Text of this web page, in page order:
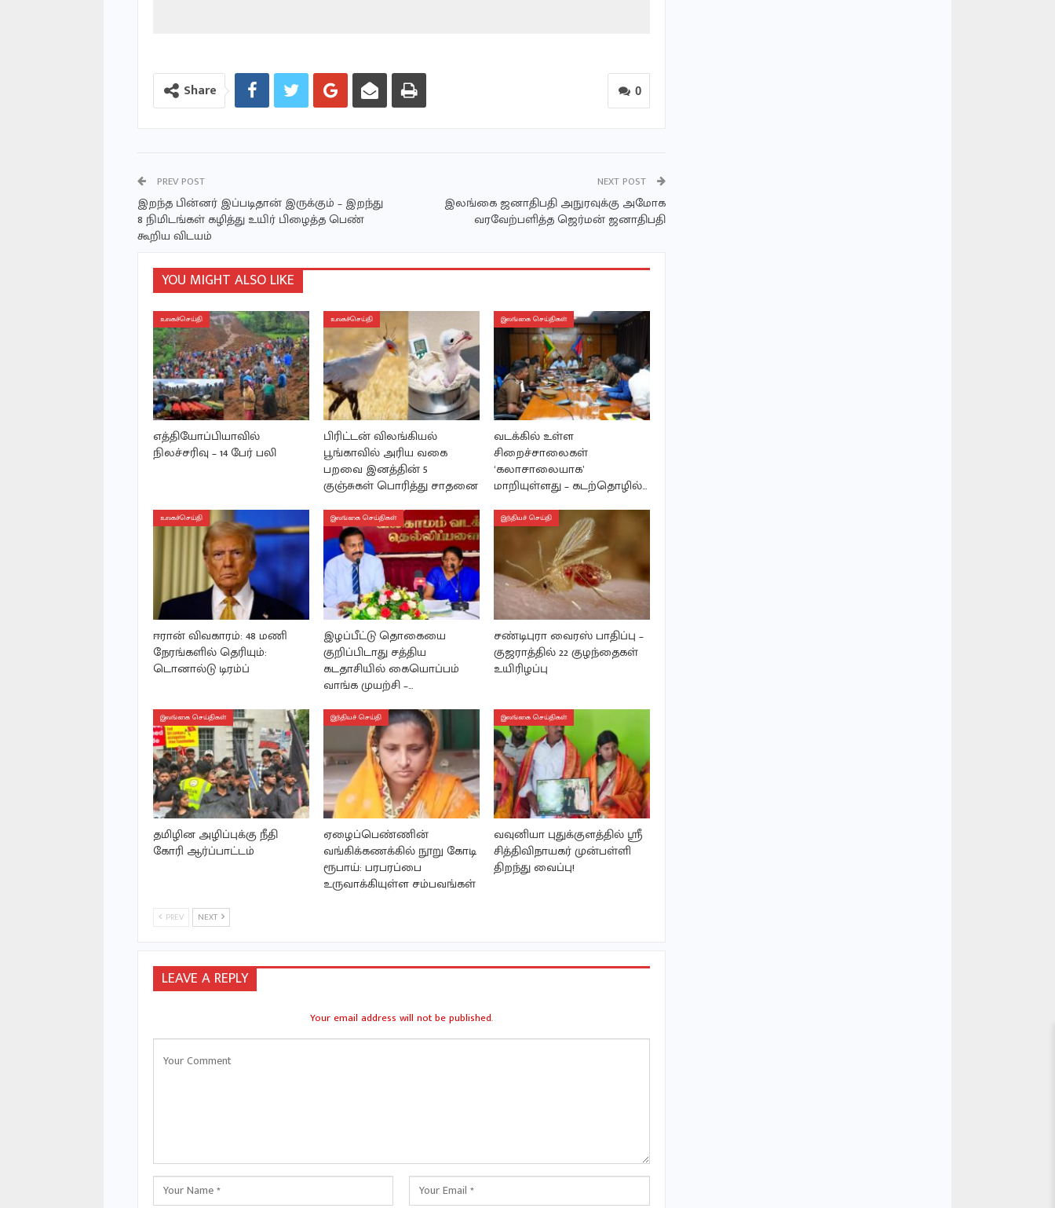
0
Share
PREV POST
இறந்த பின்னர் இப்படிதான் இருக்கும் – இறந்து
8 நிமிடங்கள் கழித்து உயிர் பிழைத்த பெண்
கூறிய விடயம்
NEXT POST
இலங்கை ஜனாதிபதி அநுரவுக்கு அமோக
வரவேற்பளித்த ஜெர்மன் ஜனாதிபதி
YOU MIGHT ALSO LIKE
உலகச்செய்தி
எத்தியோப்பியாவில்
நிலச்சரிவு – 14 பேர் பலி
உலகச்செய்தி
பிரிட்டன் விலங்கியல்
பூங்காவில் அரிய வகை
பறவை இனத்தின் 5
குஞ்சுகள் பொரித்து சாதனை
இலங்கை செய்திகள்
வடக்கில் உள்ள
சிறைச்சாலைகள்
‘கலாசாலையாக’
மாறியுள்ளது – கடற்தொழில்…
உலகச்செய்தி
ஈரான் விவகாரம்: 48 மணி
நேரங்களில் தெரியும்:
டொனால்டு டிரம்ப்
இலங்கை செய்திகள்
இழப்பீட்டு தொகையை
குறிப்பிடாது சத்திய
கடதாசியில் கையொப்பம்
வாங்க முயற்சி –…
இந்தியச் செய்தி
சண்டிபுரா வைரஸ் பாதிப்பு –
குஜராத்தில் 22 குழந்தைகள்
உயிரிழப்பு
இலங்கை செய்திகள்
தமிழின அழிப்புக்கு நீதி
கோரி ஆர்ப்பாட்டம்
இந்தியச் செய்தி
ஏழைப்பெண்ணின்
வங்கிக்கணக்கில் நூறு கோடி
ரூபாய்: பரபரப்பை
உருவாக்கியுள்ள சம்பவங்கள்
இலங்கை செய்திகள்
வவுனியா புதுக்குளத்தில் ஶ்ரீ
சித்திவிநாயகர் முன்பள்ளி
திறந்து வைப்பு!
PREV NEXT
LEAVE A REPLY
Your email address will not be published.